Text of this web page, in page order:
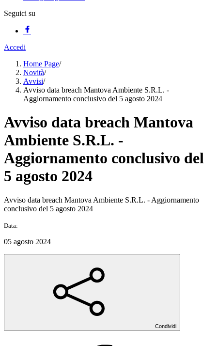
Seguici su
Accedi
Home Page/
Novità/
Avvisi/
Avviso data breach Mantova Ambiente S.R.L. -
Aggiornamento conclusivo del 5 agosto 2024
Avviso data breach Mantova
Ambiente S.R.L. -
Aggiornamento conclusivo del
5 agosto 2024
Avviso data breach Mantova Ambiente S.R.L. - Aggiornamento
conclusivo del 5 agosto 2024
Data:
05 agosto 2024
Condividi